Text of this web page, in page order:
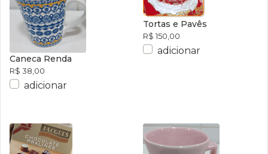
Caneca Renda
R$ 38,00
adicionar
Tortas e Pavês
R$ 150,00
adicionar